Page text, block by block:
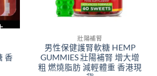
chosen
on
product
page
香
壯陽補腎
男性保健護腎軟糖 HEMP
GUMMIES 壯陽補腎 增大增
粗 燃燒脂肪 減輕體重 香港現